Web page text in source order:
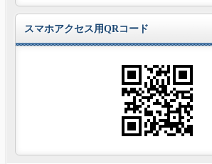
スマホアクセス用QRコード